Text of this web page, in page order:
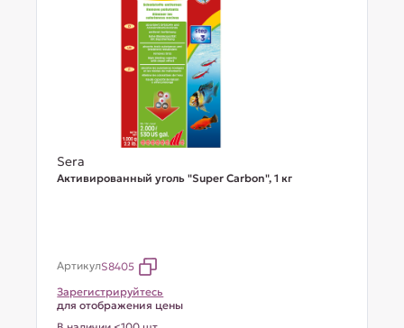
Sera
Активированный уголь "Super Carbon", 1 кг
АртикулS8405
Зарегистрируйтесь
для отображения цены